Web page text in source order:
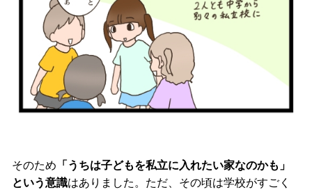
そのため 「うちは子どもを私立に入れたい家なのかも」
という意識はありました。ただ、その頃は学校がすごく